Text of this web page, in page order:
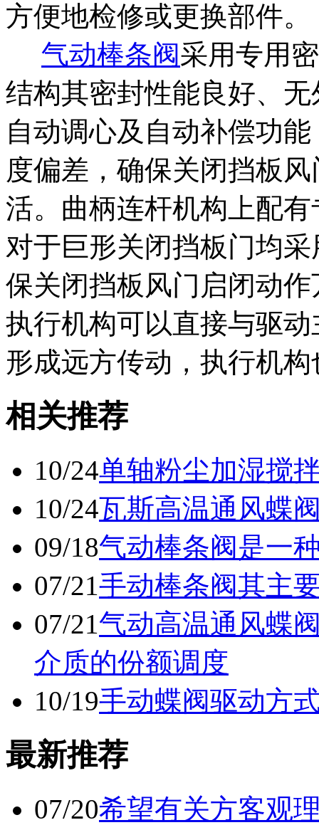
方便地检修或更换部件。
气动棒条阀采用专用
结构其密封性能良好、
自动调心及自动补偿功
度偏差，确保关闭挡板
活。曲柄连杆机构上配
对于巨形关闭挡板门均
保关闭挡板风门启闭动
执行机构可以直接与驱
形成远方传动，执行机
相关推荐
10/24单轴粉尘加湿搅
10/24瓦斯高温通风蝶
09/18气动棒条阀是一
07/21手动棒条阀其主
07/21气动高温通风蝶
介质的份额调度
10/19手动蝶阀驱动方
最新推荐
07/20希望有关方客观